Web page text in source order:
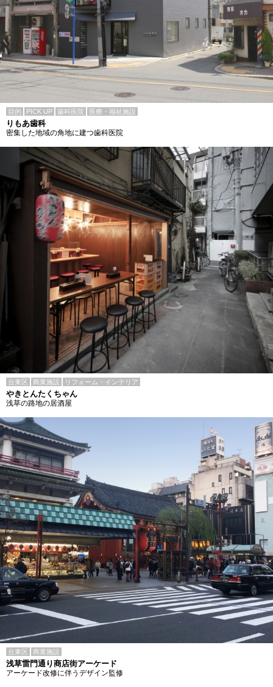
目的 PICK UP 歯科医院 医療・福祉施設
りもあ歯科
密集した地域の角地に建つ歯科医院
台東区 商業施設 リフォーム・インテリア
やきとんたくちゃん
浅草の路地の居酒屋
台東区 商業施設
浅草雷門通り商店街アーケード
アーケード改修に伴うデザイン監修